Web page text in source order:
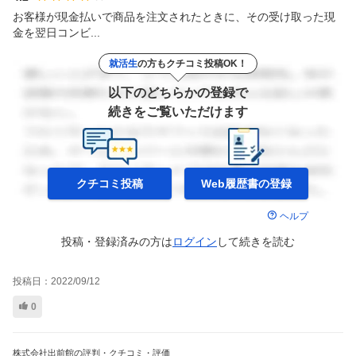
お客様が現金払いで商品を注文されたときに、その受け取った現
金を翌日コンビ...
就活生の方もクチコミ投稿OK！
以下のどちらかの登録で
続きをご覧いただけます
クチコミ投稿 Web履歴書の登録
ヘルプ
投稿・登録済みの方はログイン して続きを読む
投稿日： 2022/09/12
0
株式会社出前館の評判・クチコミ・評価